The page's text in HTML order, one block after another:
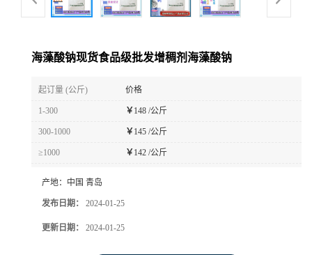
海藻酸钠现货食品级批发增稠剂海藻酸钠
起订量 (公斤) 价格
1-300 ￥ 148 /公斤
300-1000 ￥ 145 /公斤
≥1000 ￥ 142 /公斤
产地： 中国 青岛
发布日期： 2024-01-25
更新日期： 2024-01-25